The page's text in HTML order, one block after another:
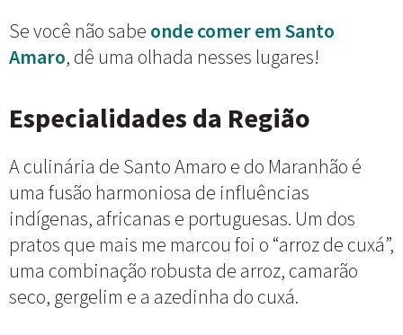
Se você não sabe onde comer em Santo
Amaro, dê uma olhada nesses lugares!
Especialidades da Região
A culinária de Santo Amaro e do Maranhão é
uma fusão harmoniosa de influências
indígenas, africanas e portuguesas. Um dos
pratos que mais me marcou foi o “arroz de cuxá”,
uma combinação robusta de arroz, camarão
seco, gergelim e a azedinha do cuxá.